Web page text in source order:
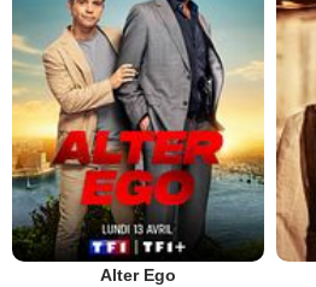
Alter Ego